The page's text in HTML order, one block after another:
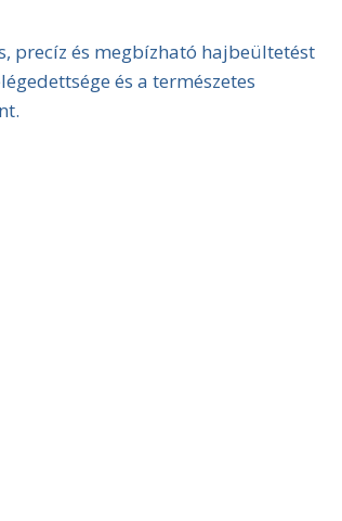
precíz és megbízható hajbeültetést
és a természetes